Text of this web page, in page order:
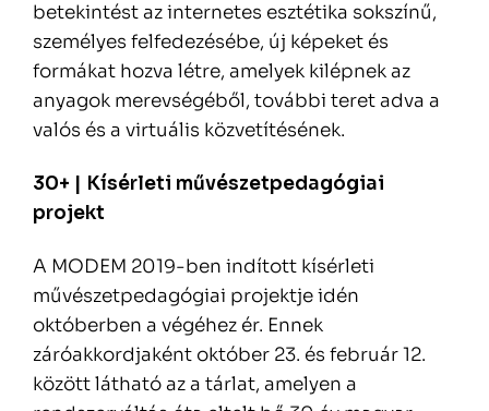
betekintést az internetes esztétika sokszínű,
személyes felfedezésébe, új képeket és
formákat hozva létre, amelyek kilépnek az
anyagok merevségéből, további teret adva a
valós és a virtuális közvetítésének.
30+ | Kísérleti művészetpedagógiai
projekt
A MODEM 2019-ben indított kísérleti
művészetpedagógiai projektje idén
októberben a végéhez ér. Ennek
záróakkordjaként október 23. és február 12.
között látható az a tárlat, amelyen a